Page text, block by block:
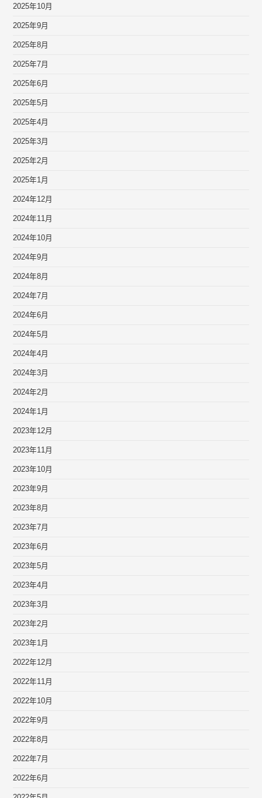
2025年10月
2025年9月
2025年8月
2025年7月
2025年6月
2025年5月
2025年4月
2025年3月
2025年2月
2025年1月
2024年12月
2024年11月
2024年10月
2024年9月
2024年8月
2024年7月
2024年6月
2024年5月
2024年4月
2024年3月
2024年2月
2024年1月
2023年12月
2023年11月
2023年10月
2023年9月
2023年8月
2023年7月
2023年6月
2023年5月
2023年4月
2023年3月
2023年2月
2023年1月
2022年12月
2022年11月
2022年10月
2022年9月
2022年8月
2022年7月
2022年6月